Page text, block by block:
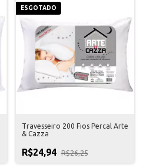
ESGOTADO
Travesseiro 200 Fios Percal Arte
& Cazza
R$24,94 R$26,25